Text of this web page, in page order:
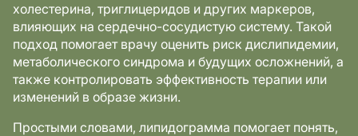
холестерина, триглицеридов и других маркеров,
влияющих на сердечно-сосудистую систему. Такой
подход помогает врачу оценить риск дислипидемии,
метаболического синдрома и будущих осложнений, а
также контролировать эффективность терапии или
изменений в образе жизни.
Простыми словами, липидограмма помогает понять,